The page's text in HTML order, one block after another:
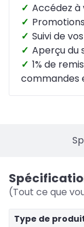
✓ Accédez à
✓
✓ Suivi de
✓ Aperçu du
✓ 1% de
commandes
(Tout ce que
Type de